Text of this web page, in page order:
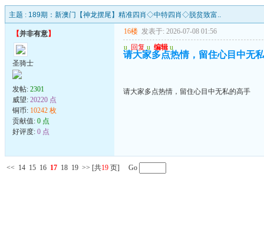
主题 : 189期：新澳门【神龙摆尾】精准四肖◇中特四肖◇脱贫致富..
【并非有意】
圣骑士
发帖: 2301
威望: 20220 点
铜币: 10242 枚
贡献值: 0 点
好评度: 0 点
16楼 发表于: 2026-07-08 01:56
u 回复 u 编辑 u
请大家多点热情，留住心目中无
请大家多点热情，留住心目中无私的高手
<< 14 15 16 17 18 19 >> [共19 页] Go